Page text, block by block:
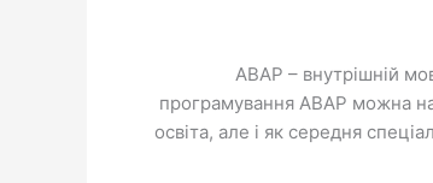
ABAP – внутрішній
програмування ABAP можна
освіта, але і як середня